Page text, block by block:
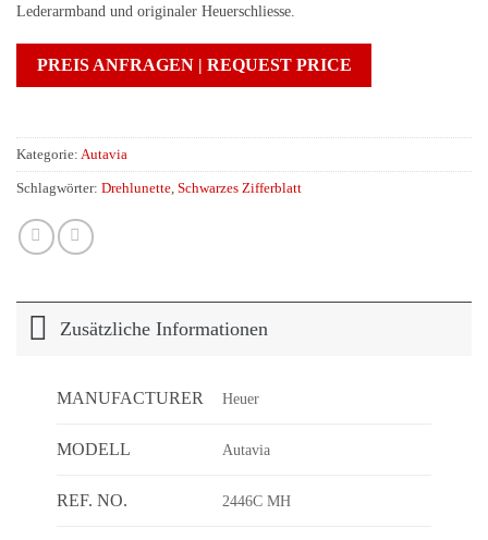
Lederarmband und originaler Heuerschliesse.
PREIS ANFRAGEN | REQUEST PRICE
Kategorie: Autavia
Schlagwörter: Drehlunette, Schwarzes Zifferblatt
Zusätzliche Informationen
MANUFACTURER Heuer
MODELL Autavia
REF. NO. 2446C MH